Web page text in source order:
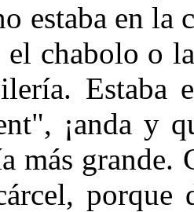
estaba en
chabolo o
Estaba
¡anda y
más grande.
porque